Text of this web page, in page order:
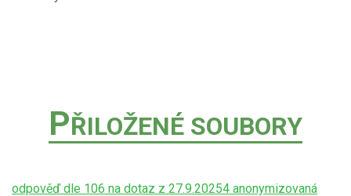
PŘILOŽENÉ SOUBORY
odpověď dle 106 na dotaz z 27.9.20254 anonymizovaná